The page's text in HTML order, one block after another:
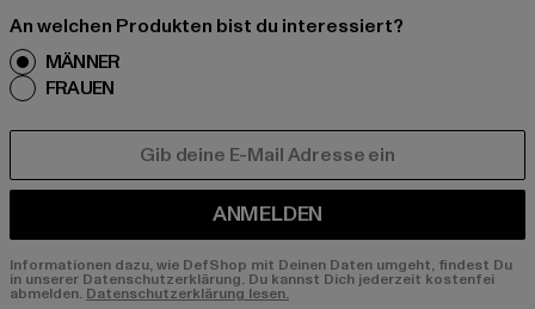
An welchen Produkten bist du interessiert?
MÄNNER
FRAUEN
ANMELDEN
Informationen dazu, wie DefShop mit Deinen Daten umgeht, findest Du
in unserer Datenschutzerklärung. Du kannst Dich jederzeit kostenfei
abmelden. Datenschutzerklärung lesen.